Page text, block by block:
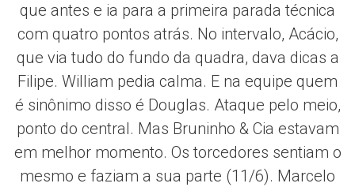
que antes e ia para a primeira parada técnica
com quatro pontos atrás. No intervalo, Acácio,
que via tudo do fundo da quadra, dava dicas a
Filipe. William pedia calma. E na equipe quem
é sinônimo disso é Douglas. Ataque pelo meio,
ponto do central. Mas Bruninho & Cia estavam
em melhor momento. Os torcedores sentiam o
mesmo e faziam a sua parte (11/6). Marcelo